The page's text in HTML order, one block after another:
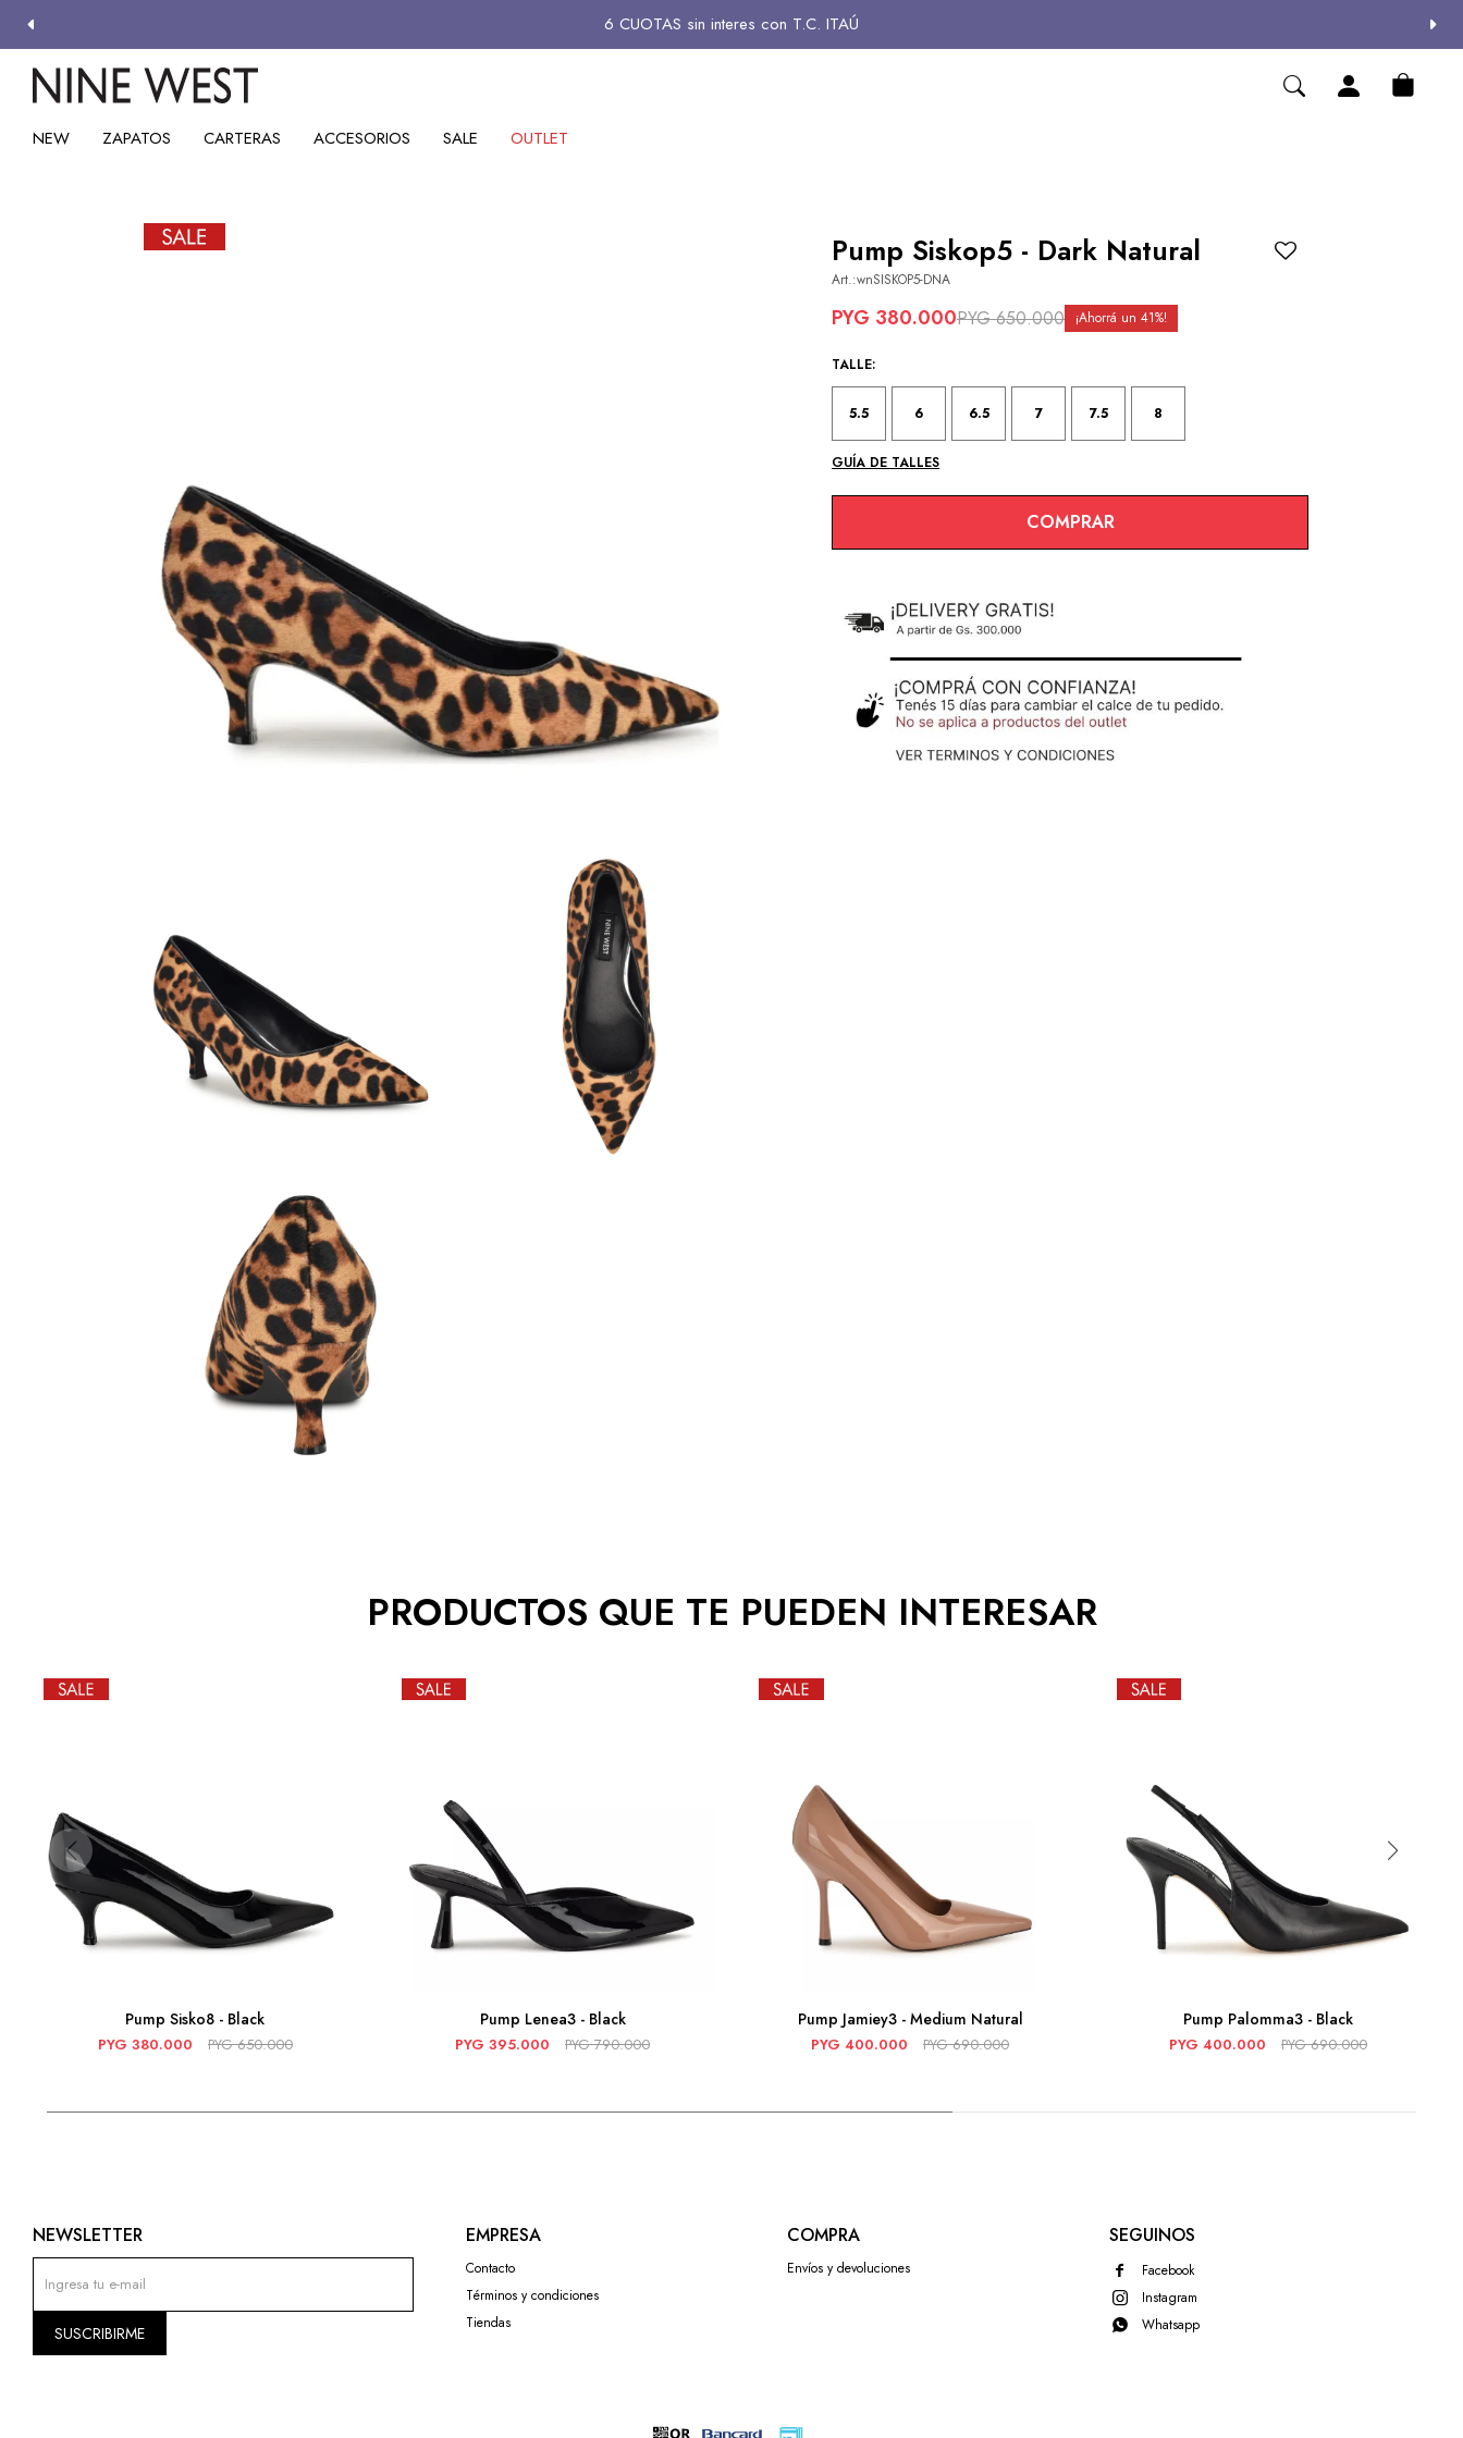
6 CUOTAS sin interes con T.C. ITAÚ
NEW ZAPATOS CARTERAS ACCESORIOS SALE OUTLET
Pump Siskop5 - Dark Natural
wnSISKOP5-DNA
PYG 380.000PYG 650.000 41
TALLE:
5.5 6 6.5 7 7.5 8
GUÍA DE TALLES
COMPRAR
PRODUCTOS QUE TE PUEDEN INTERESAR
Pump Sisko8 - Black
PYG 380.000 PYG 650.000
Pump Lenea3 - Black
PYG 395.000 PYG 790.000
Pump Jamiey3 - Medium Natural
PYG 400.000 PYG 690.000
Pump Palomma3 - Black
PYG 400.000 PYG 690.000
EMPRESA
Contacto
Términos y condiciones
Tiendas
COMPRA
Envíos y devoluciones
SEGUINOS
Facebook
Instagram
Whatsapp
NEWSLETTER
SUSCRIBIRME